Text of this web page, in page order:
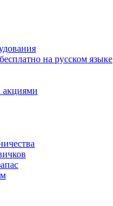
на русском языке
акциями